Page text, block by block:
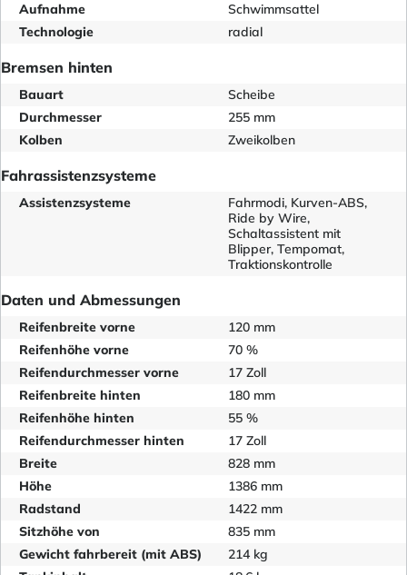
Aufnahme
Schwimmsattel
Technologie
radial
Bremsen hinten
Bauart
Scheibe
Durchmesser
255 mm
Kolben
Zweikolben
Fahrassistenzsysteme
Assistenzsysteme
Fahrmodi, Kurven-ABS,
Ride by Wire,
Schaltassistent mit
Blipper, Tempomat,
Traktionskontrolle
Daten und Abmessungen
Reifenbreite vorne
120 mm
Reifenhöhe vorne
70 %
Reifendurchmesser vorne
17 Zoll
Reifenbreite hinten
180 mm
Reifenhöhe hinten
55 %
Reifendurchmesser hinten
17 Zoll
Breite
828 mm
Höhe
1386 mm
Radstand
1422 mm
Sitzhöhe von
835 mm
Gewicht fahrbereit (mit ABS)
214 kg